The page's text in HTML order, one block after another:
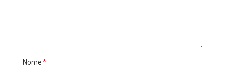
Nome*